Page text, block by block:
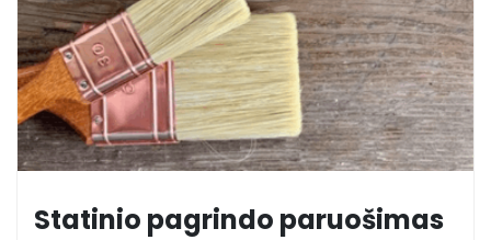
Statinio pagrindo paruošimas